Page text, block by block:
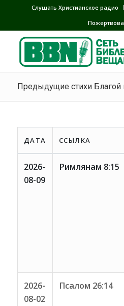
Слушать Христианское радио
Предыдущие стихи Благой
ДАТА ССЫЛКА
2026-
08-09
Римлянам 8:15
2026-
08-02
Псалом 26:14